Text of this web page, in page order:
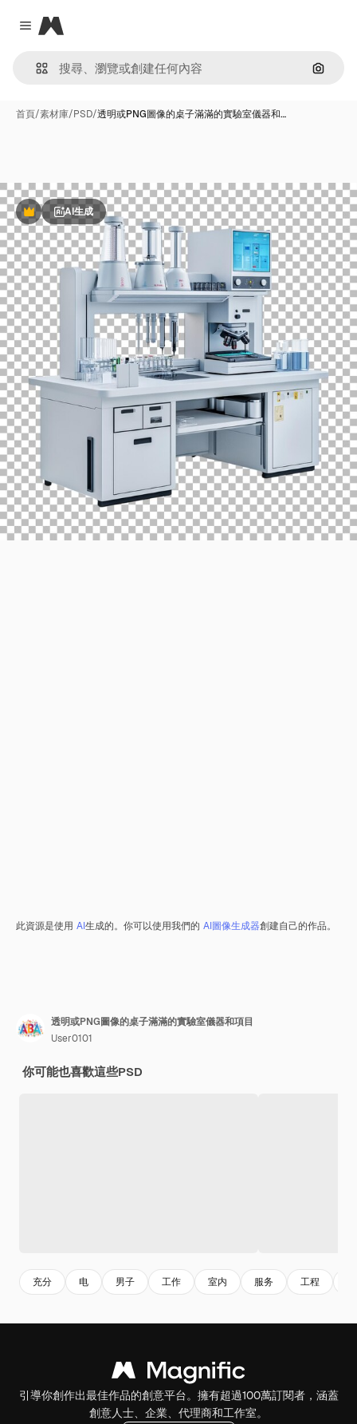
Close menu
Magnific
通過圖
首頁/素材庫/PSD/透明或PNG圖像的桌子滿滿的實驗室儀器和…
PremiumAI生成
此資源是使用 AI生成的。你可以使用我們的 AI圖像生成器創建自己的作品。
透明或PNG圖像的桌子滿滿的實驗室儀器和項目
User0101
你可能也喜歡這些PSD
充分 电 男子 工作 室内 服务 工程
引導你創作出最佳作品的創意平台。擁有超過100萬訂閱者，涵蓋
創意人士、企業、代理商和工作室。